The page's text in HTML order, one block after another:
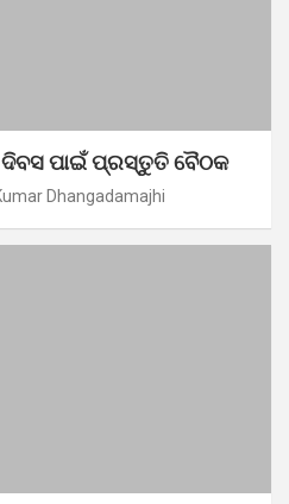
ଦିବସ ପାଇଁ ପ୍ରସ୍ତୁତି ବୈଠକ
Dhangadamajhi